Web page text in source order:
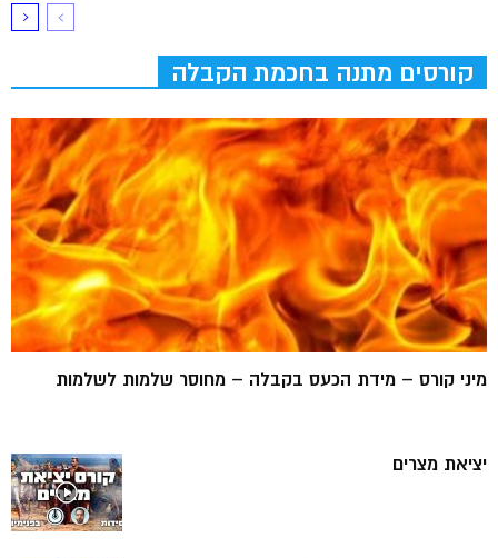
קורסים מתנה בחכמת הקבלה
מיני קורס – מידת הכעס בקבלה – מחוסר שלמות לשלמות
יציאת מצרים